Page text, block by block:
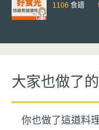
1106 食譜
大家也做了
你也做了這道料